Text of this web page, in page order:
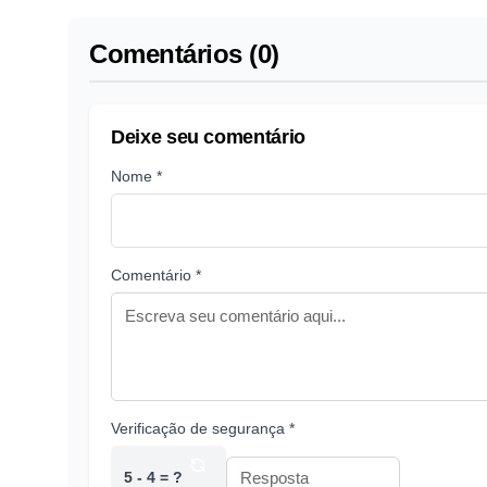
Comentários (0)
Deixe seu comentário
Nome *
Comentário *
Verificação de segurança *
5 - 4 = ?